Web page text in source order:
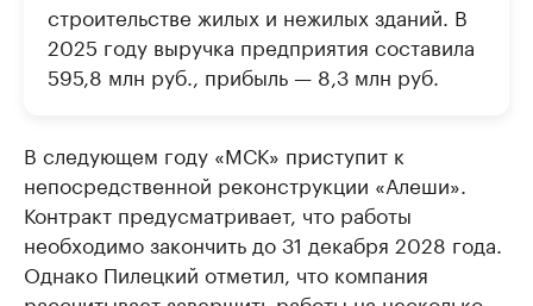
строительстве жилых и нежилых зданий. В
2025 году выручка предприятия составила
595,8 млн руб., прибыль — 8,3 млн руб.
В следующем году «МСК» приступит к
непосредственной реконструкции «Алеши».
Контракт предусматривает, что работы
необходимо закончить до 31 декабря 2028 года.
Однако Пилецкий отметил, что компания